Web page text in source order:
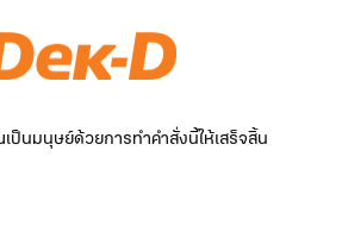
ป็นมนุษย์ด้วยการทำคำสั่งนี้ให้เสร็จสิ้น